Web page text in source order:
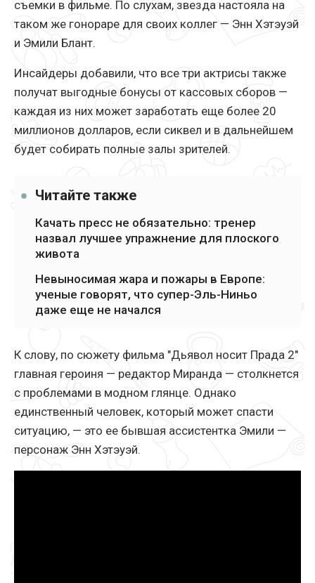
съемки в фильме. По слухам, звезда настояла на
таком же гонораре для своих коллег — Энн Хэтэуэй
и Эмили Блант.
Инсайдеры добавили, что все три актрисы также
получат выгодные бонусы от кассовых сборов —
каждая из них может заработать еще более 20
миллионов долларов, если сиквел и в дальнейшем
будет собирать полные залы зрителей.
Читайте также
Качать пресс не обязательно: тренер
назвал лучшее упражнение для плоского
живота
Невыносимая жара и пожары в Европе:
ученые говорят, что супер-Эль-Ниньо
даже еще не начался
К слову, по сюжету фильма "Дьявол носит Прада 2"
главная героиня — редактор Миранда — столкнется
с проблемами в модном глянце. Однако
единственный человек, который может спасти
ситуацию, — это ее бывшая ассистентка Эмили —
персонаж Энн Хэтэуэй.